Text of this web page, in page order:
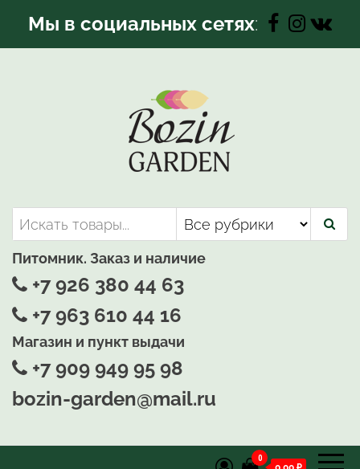
Мы в социальных сетях:
Bozin-Garden | Садовый центр
Садовый центр, Растения
для вашего сада
Питомник. Заказ и наличие
+7 926 380 44 63
+7 963 610 44 16
Магазин и пункт выдачи
+7 909 949 95 98
bozin-garden@mail.ru
0